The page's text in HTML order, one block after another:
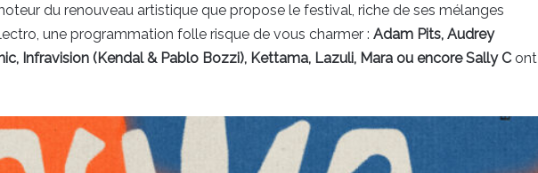
du renouveau artistique que propose le festival, riche de ses mélanges
une programmation folle risque de vous charmer : Adam Pits, Audrey
Infravision (Kendal & Pablo Bozzi), Kettama, Lazuli, Mara ou encore Sally Cont